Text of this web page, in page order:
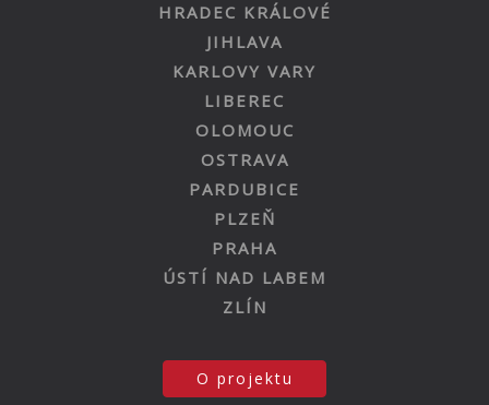
HRADEC KRÁLOVÉ
JIHLAVA
KARLOVY VARY
LIBEREC
OLOMOUC
OSTRAVA
PARDUBICE
PLZEŇ
PRAHA
ÚSTÍ NAD LABEM
ZLÍN
O projektu